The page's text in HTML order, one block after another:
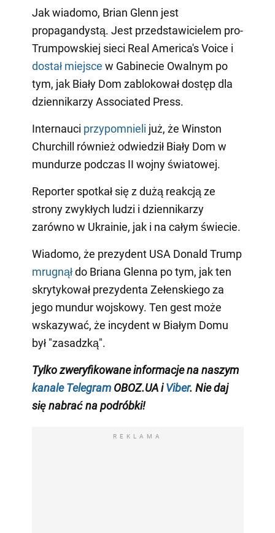
Jak wiadomo, Brian Glenn jest
propagandystą. Jest przedstawicielem pro-
Trumpowskiej sieci Real America's Voice i
dostał miejsce w Gabinecie Owalnym po
tym, jak Biały Dom zablokował dostęp dla
dziennikarzy Associated Press.
Internauci przypomnieli już, że Winston
Churchill również odwiedził Biały Dom w
mundurze podczas II wojny światowej.
Reporter spotkał się z dużą reakcją ze
strony zwykłych ludzi i dziennikarzy
zarówno w Ukrainie, jak i na całym świecie.
Wiadomo, że prezydent USA Donald Trump
mrugnąłdo Briana Glenna po tym, jak ten
skrytykował prezydenta Zełenskiego za
jego mundur wojskowy. Ten gest może
wskazywać, że incydent w Białym Domu
był "zasadzką".
Tylko zweryfikowane informacje na naszym
kanale TelegramOBOZ.UA iViber. Nie daj
się nabrać na podróbki!
REKLAMA